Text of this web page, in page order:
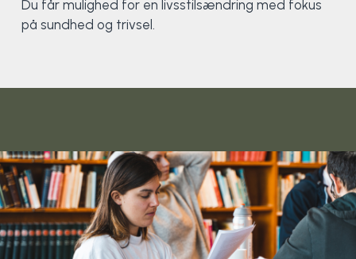
Du får mulighed for en livsstilsændring med fokus
på sundhed og trivsel.
SUP
Svømning og Livredning
Styrketræning
Volleyball